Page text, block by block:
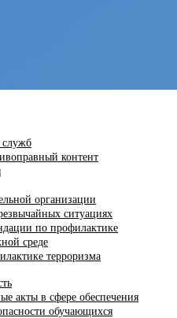
служб
контент
организации
ситуациях
по профилактике
среде
терроризма
акты в сфере обеспечения
обучающихся